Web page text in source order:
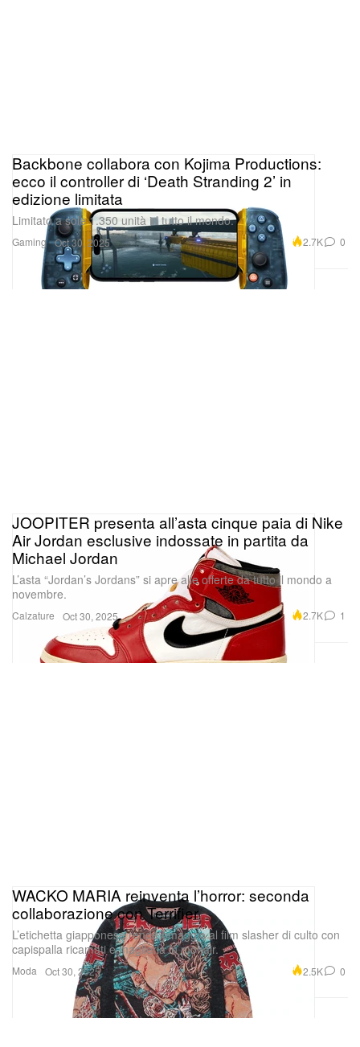
Gaming
Backbone collabora con Kojima Productions:
ecco il controller di ‘Death Stranding 2’ in
edizione limitata
Limitato a sole 1.350 unità in tutto il mondo.
Oct 30, 2025 2.7K 0
Calzature
JOOPITER presenta all’asta cinque paia di Nike
Air Jordan esclusive indossate in partita da
Michael Jordan
L’asta “Jordan’s Jordans” si apre alle offerte da tutto il mondo a
novembre.
Oct 30, 2025 2.7K 1
Moda
WACKO MARIA reinventa l’horror: seconda
collaborazione con Terrifier
L’etichetta giapponese rende omaggio al film slasher di culto con
capispalla ricamati e maglieria in mohair.
Oct 30, 2025 2.5K 0